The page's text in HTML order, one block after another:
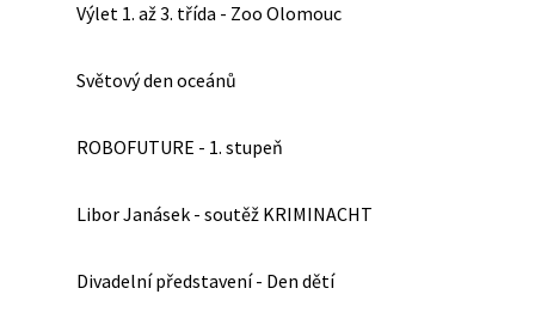
Výlet 1. až 3. třída - Zoo Olomouc
Světový den oceánů
ROBOFUTURE - 1. stupeň
Libor Janásek - soutěž KRIMINACHT
Divadelní představení - Den dětí